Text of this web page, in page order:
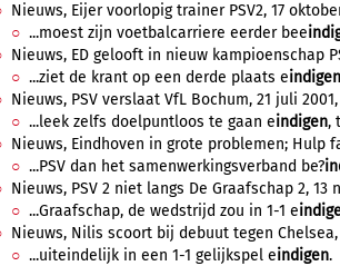
Nieuws, Eijer voorlopig trainer PSV2, 17
...moest zijn voetbalcarriere eerder bee
Nieuws, ED gelooft in nieuw kampioenschap
...ziet de krant op een derde plaats eindigen
Nieuws, PSV verslaat VfL Bochum, 21 juli 2001,
...leek zelfs doelpuntloos te gaan eindigen,
Nieuws, Eindhoven in grote problemen; Hulp
...PSV dan het samenwerkingsverband be?
Nieuws, PSV 2 niet langs De Graafschap 2, 13
...Graafschap, de wedstrijd zou in 1-1 e
Nieuws, Nilis scoort bij debuut tegen Chelsea,
...uiteindelijk in een 1-1 gelijkspel eindigen.